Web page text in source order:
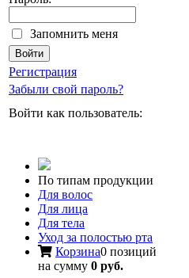
Запомнить меня
Регистрация
Забыли свой пароль?
Войти как пользователь:
По типам продукции
Для волос
Для лица
Для тела
Уход за полостью рта
Корзина0 позиций
на сумму 0 руб.